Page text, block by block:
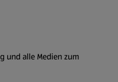
und alle Medien zum